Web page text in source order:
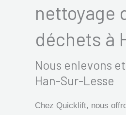
nettoyage
déchets à
Nous enlevons
Han-Sur-Lesse
Chez Quicklift, nous